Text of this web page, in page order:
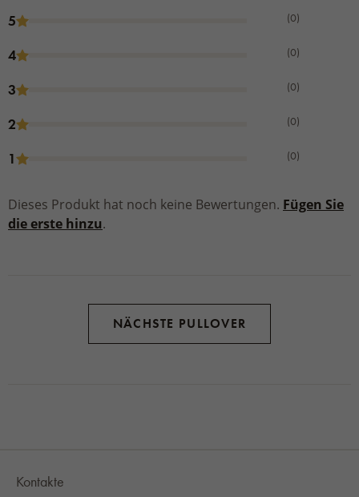
5 (0)
4 (0)
3 (0)
2 (0)
1 (0)
Dieses Produkt hat noch keine Bewertungen. Fügen Sie
die erste hinzu.
NÄCHSTE PULLOVER
Kontakte